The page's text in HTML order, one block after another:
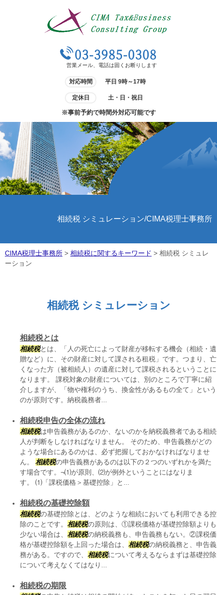
03-3985-0308
営業メール、電話は固くお断りします
対応時間 平日 9時～17時
定休日 土・日・祝日
※事前予約で時間外対応可能です
相続税 シミュレーション/CIMA税理士事務所
CIMA税理士事務所 > 相続税に関するキーワード > 相続税 シミュレ
ーション
相続税 シミュレーション
相続税とは
相続税とは、「人の死亡によって財産が移転する機会（相続・遺
贈など）に、その財産に対して課される租税」です。つまり、亡
くなった方（被相続人）の遺産に対して課税されるということに
なります。 課税対象の財産については、別のところで丁寧に紹
介しますが、「物や権利のうち、換金性があるもの全て」という
のが原則です。納税義務者...
相続税申告の全体の流れ
相続税は申告義務があるのか、ないのかを納税義務者である相続
人が判断をしなければなりません。 そのため、申告義務がどの
ような場合にあるのかは、必ず把握しておかなければなりませ
ん。 相続税の申告義務があるのは以下の２つのいずれかを満た
す場合です。¬⑴が原則、⑵が例外ということにはなりま
す。 ⑴「課税価格＞基礎控除」と...
相続税の基礎控除額
相続税の基礎控除とは、どのような相続においても利用できる控
除のことです。 相続税の原則は、①課税価格が基礎控除額よりも
少ない場合は、 相続税の納税義務も、申告義務もない。②課税価
格が基礎控除額を上回った場合は、 相続税の納税義務と、申告義
務がある。ですので、 相続税について考えるならまずは基礎控除
について考えなくてはなり...
相続税の期限